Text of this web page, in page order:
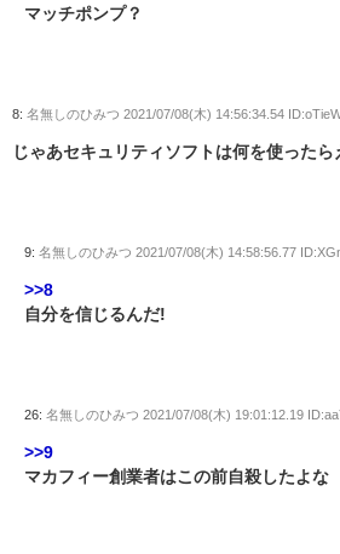
マッチポンプ？
8: 名無しのひみつ 2021/07/08(木) 14:56:34.54
じゃあセキュリティソフトは何を使ったら
9: 名無しのひみつ 2021/07/08(木) 14:58:56.77
>>8
自分を信じるんだ!
26: 名無しのひみつ 2021/07/08(木) 19:01:12.19
>>9
マカフィー創業者はこの前自殺したよな